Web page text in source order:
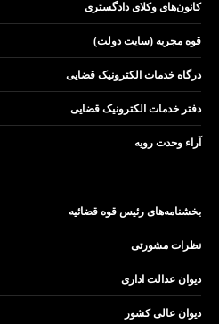
کانون‌های وکلای دادگستری
قوه مجریه (سایت دولت)
درگاه خدمات الکترونیک قضایی
دفتر خدمات الکترونیک قضایی
آراء وحدت رویه
بخشنامه‌های رئیس قوه قضائیه
نظرات مشورتی
دیوان عدالت اداری
دیوان عالی کشور